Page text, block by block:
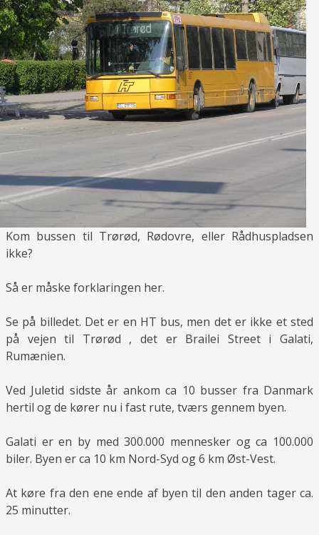
Kom bussen til Trørød, Rødovre, eller Rådhuspladsen
ikke?
Så er måske forklaringen her.
Se på billedet. Det er en HT bus, men det er ikke et sted
på vejen til Trørød , det er Brailei Street i Galati,
Rumænien.
Ved Juletid sidste år ankom ca 10 busser fra Danmark
hertil og de kører nu i fast rute, tværs gennem byen.
Galati er en by med 300.000 mennesker og ca 100.000
biler. Byen er ca 10 km Nord-Syd og 6 km Øst-Vest.
At køre fra den ene ende af byen til den anden tager ca.
25 minutter.